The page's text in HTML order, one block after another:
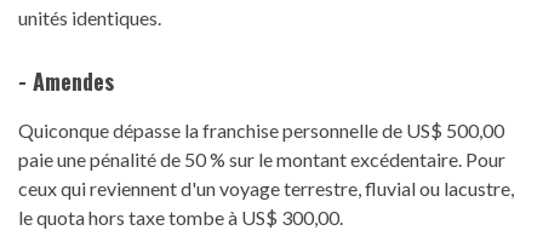
unités identiques.
- Amendes
Quiconque dépasse la franchise personnelle de US$ 500,00
paie une pénalité de 50 % sur le montant excédentaire. Pour
ceux qui reviennent d'un voyage terrestre, fluvial ou lacustre,
le quota hors taxe tombe à US$ 300,00.